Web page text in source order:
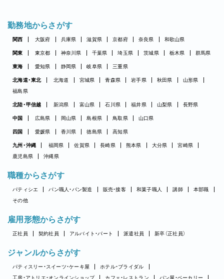
勤務地からさがす
関西 大阪府 兵庫県 滋賀県 京都府 奈良県 和歌山県
関東 東京都 神奈川県 千葉県 埼玉県 茨城県 栃木県 群馬県
東海 愛知県 静岡県 岐阜県 三重県
北海道・東北 北海道 宮城県 青森県 岩手県 秋田県
山形県
福島県
北陸・甲信越 新潟県 富山県 石川県 福井県 山梨県 長野県
中国 広島県 岡山県 島根県 鳥取県 山口県
四国 愛媛県 香川県 徳島県 高知県
九州・沖縄 福岡県 佐賀県 長崎県 熊本県 大分県
宮崎県
鹿児島県
沖縄県
職種からさがす
パティシエ パン職人・パン製造 販売・接客 和菓子職人 講師
本部職
その他
雇用形態からさがす
正社員 契約社員 アルバイト・パート 派遣社員 新卒（正社員）
ジャンルからさがす
パティスリー・スイーツ・ケーキ屋
ホテル・ブライダル
工房・アトリエ・オンラインショップ
カフェ・レストラン
パン屋・ベーカリー